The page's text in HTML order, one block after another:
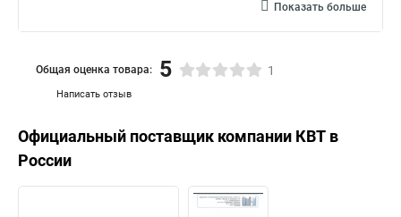
Показать больше
Написать отзыв
Общая оценка товара: 5 1
Официальный поставщик компании КВТ в
России